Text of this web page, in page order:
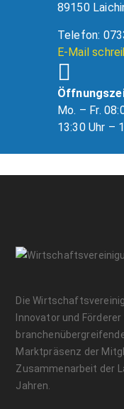
89150
Telefon:
E-Mail
Mo. – Fr.
13:30 Uhr –
Die
Innovator und
Marktpräsenz der
Zusammenarbeit der
Jahren.